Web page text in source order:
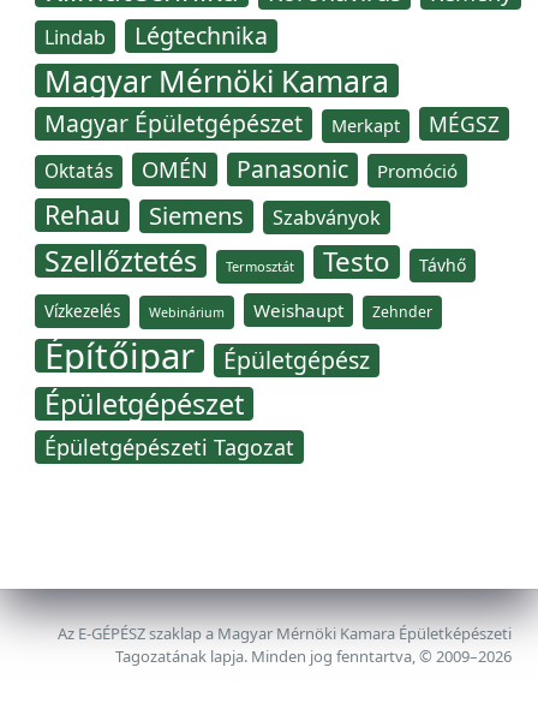
Lindab Légtechnika
Magyar Mérnöki Kamara
Magyar Épületgépészet Merkapt MÉGSZ
Oktatás OMÉN Panasonic Promóció
Rehau Siemens Szabványok
Szellőztetés Termosztát Testo Távhő
Vízkezelés Webinárium Weishaupt Zehnder
Építőipar Épületgépész
Épületgépészet
Épületgépészeti Tagozat
Az E-GÉPÉSZ szaklap a Magyar Mérnöki Kamara Épületképészeti
Tagozatának lapja. Minden jog fenntartva, © 2009–2026